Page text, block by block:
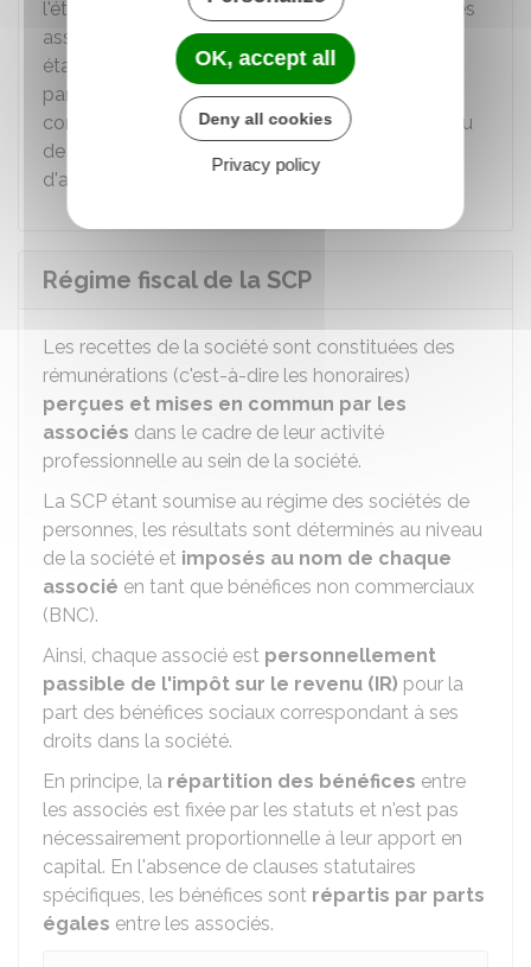
l'établissement d'un procès-verbal
signé par les
associés présents. Les procès-verbaux sont
établis sur un
registre spécialcoté et paraphé
par un représentant de l'ordre professionnel
concerné ou par le greffier du tribunal judiciaire ou
de commerce suivant les précisions des décrets
d'applications particuliers à chaque profession.
Régime fiscal de la SCP
Les recettes de la société sont constituées des
rémunérations (c'est-à-dire les honoraires)
perçues et mises en commun par les
associés dans le cadre de leur activité
professionnelle au sein de la société.
La SCP étant soumise au régime des sociétés de
personnes, les résultats sont déterminés au niveau
de la société et imposés au nom de chaque
associé en tant que bénéfices non commerciaux
(BNC).
Ainsi, chaque associé est personnellement
passible de l'impôt sur le revenu (IR) pour la
part des bénéfices sociaux correspondant à ses
droits dans la société.
En principe, la répartition des bénéfices entre
les associés est fixée par les statuts et n'est pas
nécessairement proportionnelle à leur apport en
capital. En l'absence de clauses statutaires
spécifiques, les bénéfices sont répartis par parts
égales entre les associés.
OK, accept all
Deny all cookies
Privacy policy